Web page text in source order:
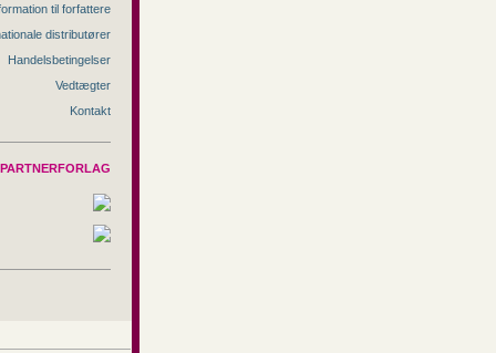
til forfattere
distributører
Handelsbetingelser
Vedtægter
Kontakt
PARTNERFORLAG